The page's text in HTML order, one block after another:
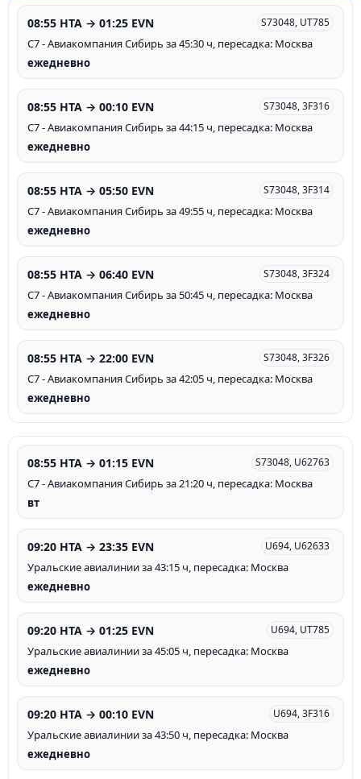
08:55 HTA → 01:25 EVN S73048, UT785
С7 - Авиакомпания Сибирь за 45:30 ч, пересадка: Москва
ежедневно
08:55 HTA → 00:10 EVN S73048, 3F316
С7 - Авиакомпания Сибирь за 44:15 ч, пересадка: Москва
ежедневно
08:55 HTA → 05:50 EVN S73048, 3F314
С7 - Авиакомпания Сибирь за 49:55 ч, пересадка: Москва
ежедневно
08:55 HTA → 06:40 EVN S73048, 3F324
С7 - Авиакомпания Сибирь за 50:45 ч, пересадка: Москва
ежедневно
08:55 HTA → 22:00 EVN S73048, 3F326
С7 - Авиакомпания Сибирь за 42:05 ч, пересадка: Москва
ежедневно
08:55 HTA → 01:15 EVN S73048, U62763
С7 - Авиакомпания Сибирь за 21:20 ч, пересадка: Москва
вт
09:20 HTA → 23:35 EVN U694, U62633
Уральские авиалинии за 43:15 ч, пересадка: Москва
ежедневно
09:20 HTA → 01:25 EVN U694, UT785
Уральские авиалинии за 45:05 ч, пересадка: Москва
ежедневно
09:20 HTA → 00:10 EVN U694, 3F316
Уральские авиалинии за 43:50 ч, пересадка: Москва
ежедневно